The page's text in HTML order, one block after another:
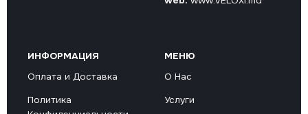
ИНФОРМАЦИЯ
Оплата и Доставка
Политика
МЕНЮ
О Нас
Услуги